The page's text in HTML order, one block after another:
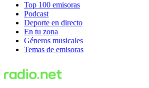
Top 100 emisoras
Podcast
Deporte en directo
En tu zona
Géneros musicales
Temas de emisoras